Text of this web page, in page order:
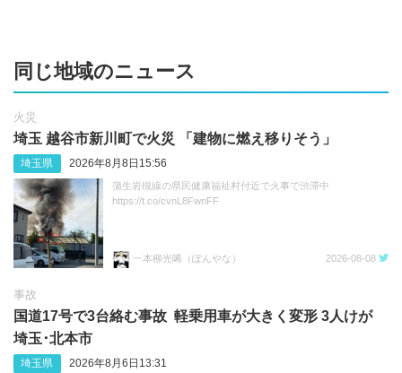
同じ地域のニュース
火災
埼玉 越谷市新川町で火災 「建物に燃え移りそう」
埼玉県 2026年8月8日15:56
蒲生岩槻線の県民健康福祉村付近で火事で渋滞中
https://t.co/cvnL8FwnFF
一本柳光唏（ぽんやな） 2026-08-08
事故
国道17号で3台絡む事故 軽乗用車が大きく変形 3人けが
埼玉･北本市
埼玉県 2026年8月6日13:31